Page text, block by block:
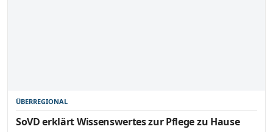
ÜBERREGIONAL
SoVD erklärt Wissenswertes zur Pflege zu Hause